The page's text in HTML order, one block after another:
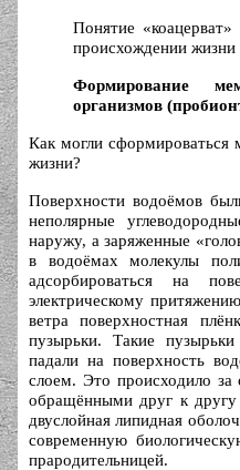
Понятие
происхождении жизни
Формирование
организмов
Как могли сформироваться
жизни?
Поверхности водоёмов
неполярные
наружу, а заряженные
в водоёмах молекулы
адсорбироваться на
электрическому
ветра поверхностная
пузырьки. Такие
падали на поверхность
слоем. Это происходило
обращёнными друг к
двуслойная липидная
современную
прародительницей.